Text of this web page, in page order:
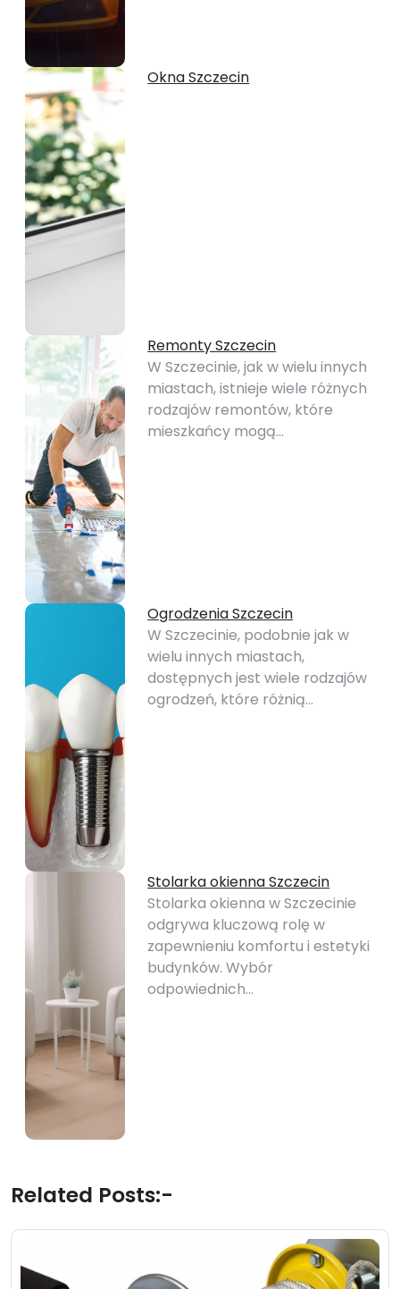
Okna Szczecin
Remonty Szczecin
W Szczecinie, jak w wielu innych
miastach, istnieje wiele różnych
rodzajów remontów, które
mieszkańcy mogą…
Ogrodzenia Szczecin
W Szczecinie, podobnie jak w
wielu innych miastach,
dostępnych jest wiele rodzajów
ogrodzeń, które różnią…
Stolarka okienna Szczecin
Stolarka okienna w Szczecinie
odgrywa kluczową rolę w
zapewnieniu komfortu i estetyki
budynków. Wybór
odpowiednich…
Related Posts:-